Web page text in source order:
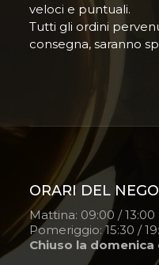
veloci e puntuali.
Tutti gli ordini
consegna, saranno
ORARI DEL
Mattina: 09:00 / 13:00
Pomeriggio: 15:30 /
Chiuso la